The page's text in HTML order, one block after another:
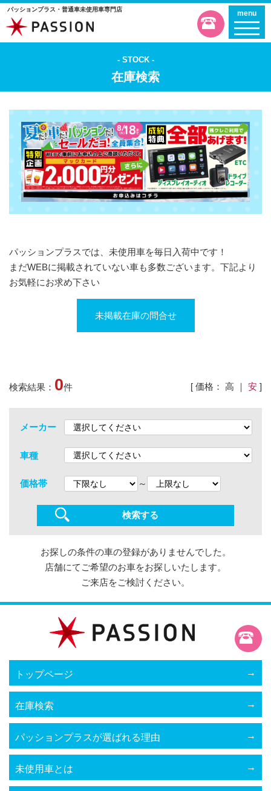
パッションプラス・普通車未使用車専門店 menu
STOCK
在庫検索
パッションプラスでは、未使用車を毎日入荷中です！
まだWEBに掲載されていない車も多数ございます。下記より
お気軽にお求め下さい
未掲載在庫の問合せ
検索結果： 0件 [ 価格： 高 ｜ 安 ]
メーカー
車種
価格帯 ～
お探しの条件の車の登録がありませんでした。
店舗にてご希望のお車をお探しいたします。
ご来店をご検討ください。
トップページ
在庫検索
パッションプラスが選ばれる理由
未使用車とは